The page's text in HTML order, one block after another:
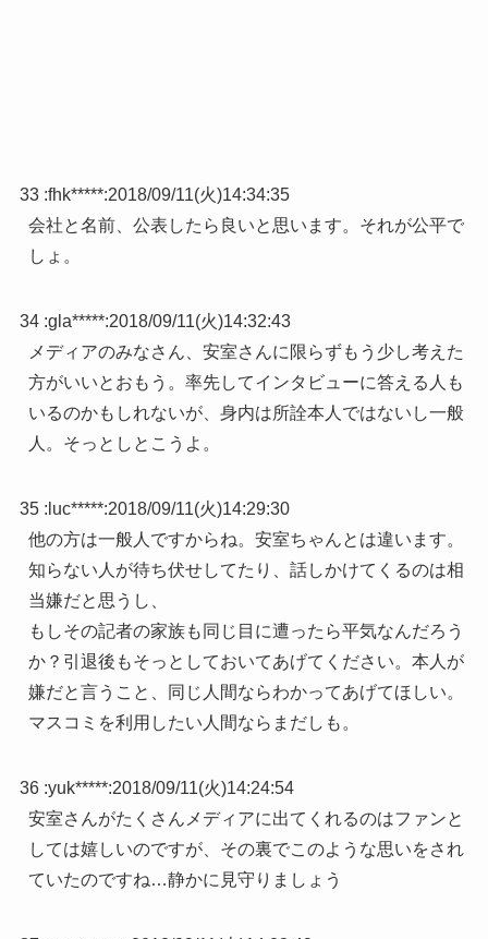
33 :fhk*****:2018/09/11(火)14:34:35
会社と名前、公表したら良いと思います。それが公平で
しょ。
34 :gla*****:2018/09/11(火)14:32:43
メディアのみなさん、安室さんに限らずもう少し考えた
方がいいとおもう。率先してインタビューに答える人も
いるのかもしれないが、身内は所詮本人ではないし一般
人。そっとしとこうよ。
35 : luc*****:2018/09/11(火)14:29:30
他の方は一般人ですからね。安室ちゃんとは違います。
知らない人が待ち伏せしてたり、話しかけてくるのは相
当嫌だと思うし、
もしその記者の家族も同じ目に遭ったら平気なんだろう
か？引退後もそっとしておいてあげてください。本人が
嫌だと言うこと、同じ人間ならわかってあげてほしい。
マスコミを利用したい人間ならまだしも。
36 :yuk*****:2018/09/11(火)14:24:54
安室さんがたくさんメディアに出てくれるのはファンと
しては嬉しいのですが、その裏でこのような思いをされ
ていたのですね…静かに見守りましょう